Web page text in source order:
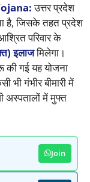
उत्तर प्रदेश
है, जिसके तहत प्रदेश
परिवार के
इलाजमिलेगा।
की गई यह योजना
भी गंभीर बीमारी में
अस्पतालों में मुफ्त
Join